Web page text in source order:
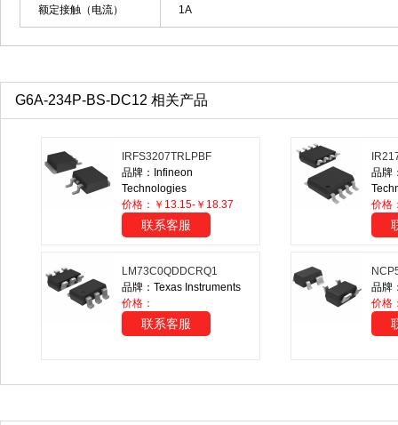
额定接触（电流） 1A
G6A-234P-BS-DC12 相关产品
IRFS3207TRLPBF
品牌：Infineon
Technologies
价格：￥13.15-￥18.37
联系客服
品牌
价格
LM73C0QDDCRQ1
品牌：Texas Instruments
价格：
联系客服
品牌
价格